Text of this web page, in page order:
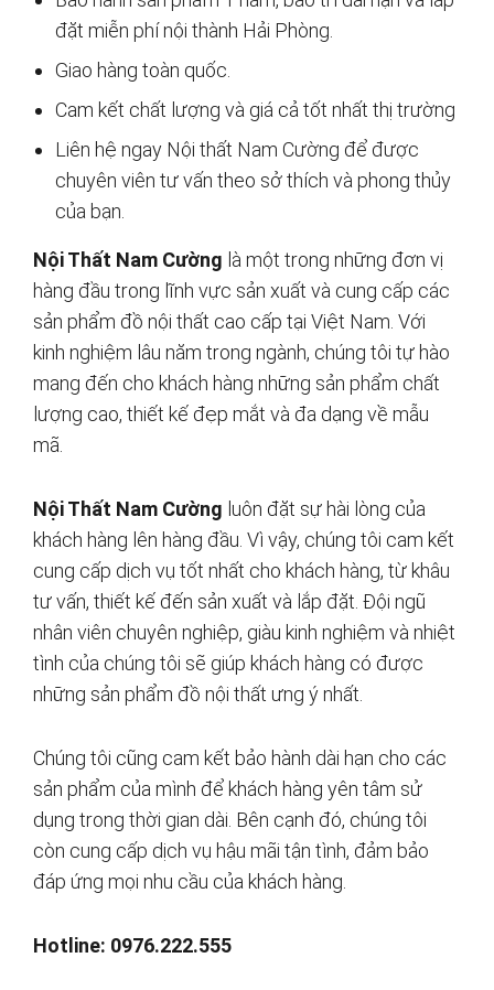
đặt miễn phí nội thành Hải Phòng.
Giao hàng toàn quốc.
Cam kết chất lượng và giá cả tốt nhất thị trường
Liên hệ ngay Nội thất Nam Cường để được
chuyên viên tư vấn theo sở thích và phong thủy
của bạn.
Nội Thất Nam Cường là một trong những đơn vị
hàng đầu trong lĩnh vực sản xuất và cung cấp các
sản phẩm đồ nội thất cao cấp tại Việt Nam. Với
kinh nghiệm lâu năm trong ngành, chúng tôi tự hào
mang đến cho khách hàng những sản phẩm chất
lượng cao, thiết kế đẹp mắt và đa dạng về mẫu
mã.
Nội Thất Nam Cường luôn đặt sự hài lòng của
khách hàng lên hàng đầu. Vì vậy, chúng tôi cam kết
cung cấp dịch vụ tốt nhất cho khách hàng, từ khâu
tư vấn, thiết kế đến sản xuất và lắp đặt. Đội ngũ
nhân viên chuyên nghiệp, giàu kinh nghiệm và nhiệt
tình của chúng tôi sẽ giúp khách hàng có được
những sản phẩm đồ nội thất ưng ý nhất.
Chúng tôi cũng cam kết bảo hành dài hạn cho các
sản phẩm của mình để khách hàng yên tâm sử
dụng trong thời gian dài. Bên cạnh đó, chúng tôi
còn cung cấp dịch vụ hậu mãi tận tình, đảm bảo
đáp ứng mọi nhu cầu của khách hàng.
Hotline: 0976.222.555